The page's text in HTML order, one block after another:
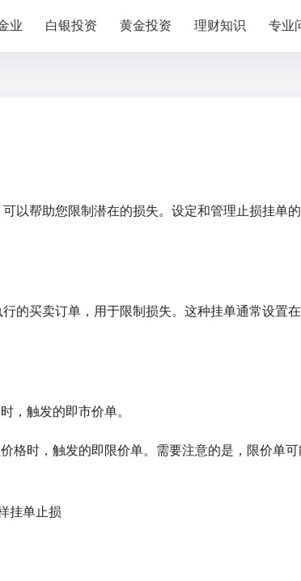
业 白银投资 黄金投资 理财知识 专业
以帮助您限制潜在的损失。设定和管理止损挂单
的买卖订单，用于限制损失。这种挂单通常设置
，触发的即市价单。
格时，触发的即限价单。需要注意的是，限价单可